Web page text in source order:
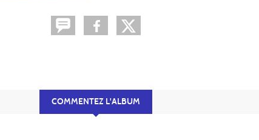
COMMENTEZ L'ALBUM